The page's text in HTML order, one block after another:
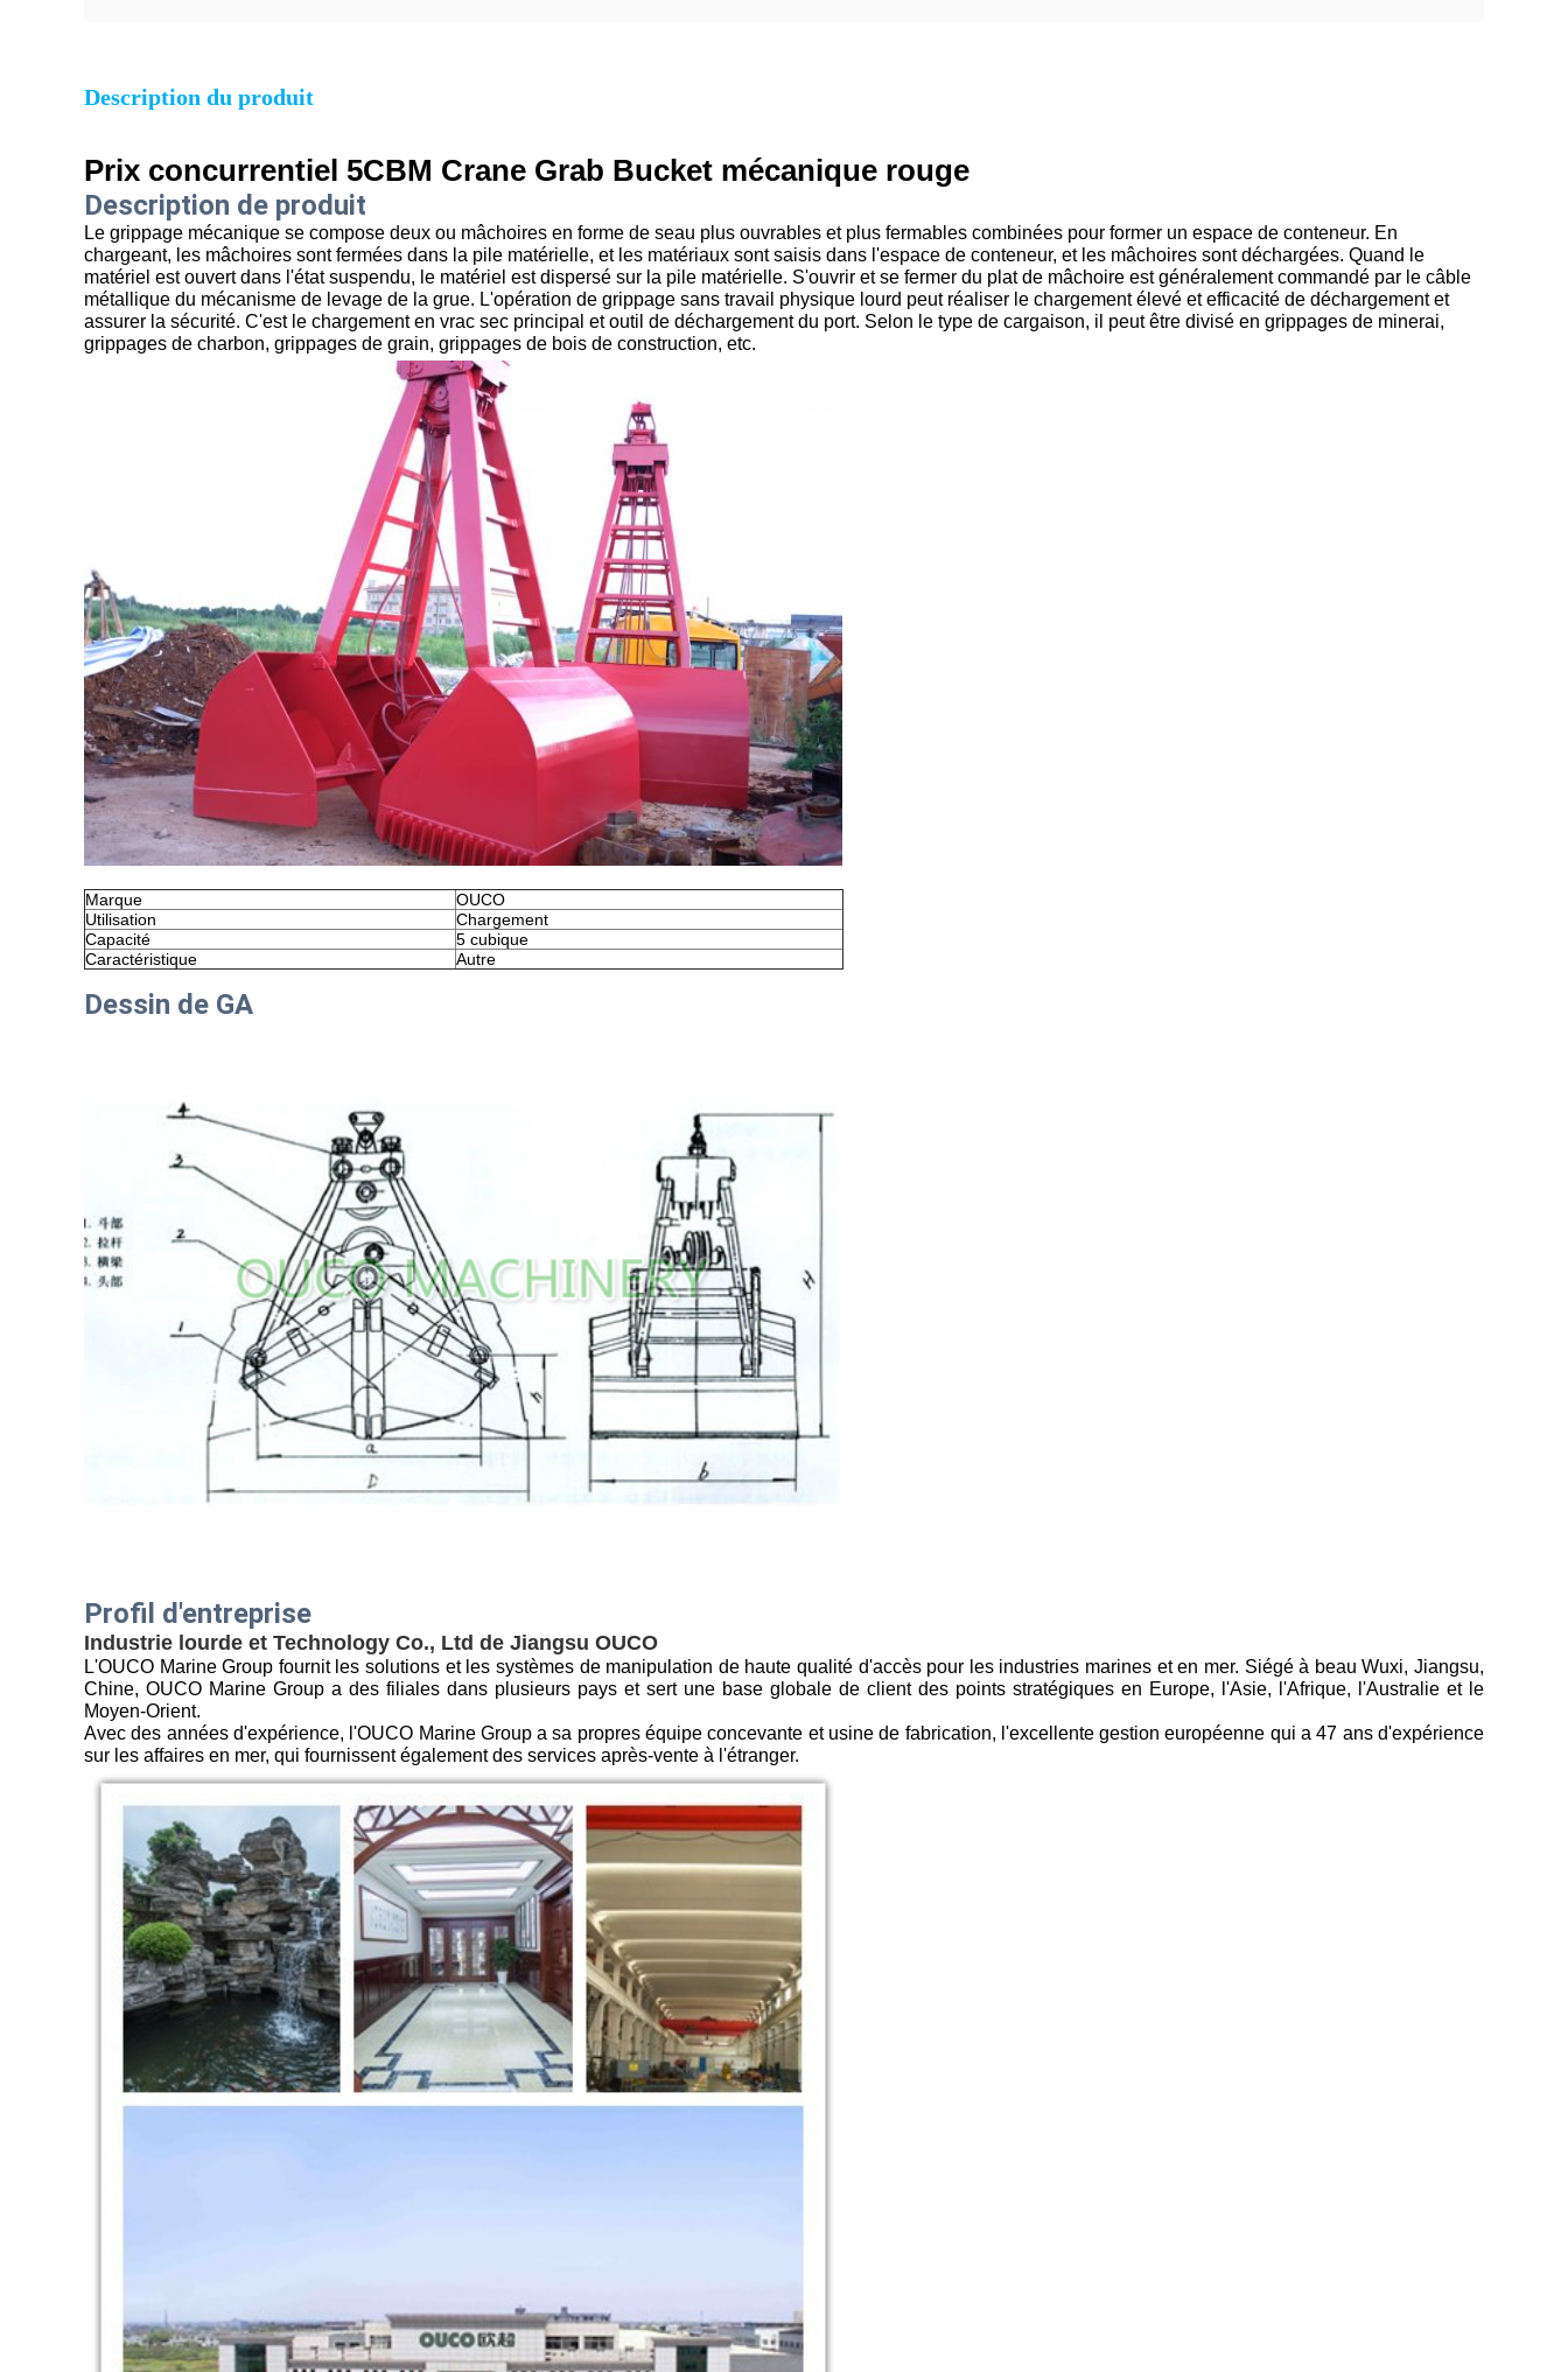
Description du produit
Prix concurrentiel 5CBM Crane Grab Bucket mécanique rouge
Description de produit
Le grippage mécanique se compose deux ou mâchoires en forme de seau plus ouvrables et plus fermables combinées pour former un espace de conteneur. En
chargeant, les mâchoires sont fermées dans la pile matérielle, et les matériaux sont saisis dans l'espace de conteneur, et les mâchoires sont déchargées. Quand le
matériel est ouvert dans l'état suspendu, le matériel est dispersé sur la pile matérielle. S'ouvrir et se fermer du plat de mâchoire est généralement commandé par le câble
métallique du mécanisme de levage de la grue. L'opération de grippage sans travail physique lourd peut réaliser le chargement élevé et efficacité de déchargement et
assurer la sécurité. C'est le chargement en vrac sec principal et outil de déchargement du port. Selon le type de cargaison, il peut être divisé en grippages de minerai,
grippages de charbon, grippages de grain, grippages de bois de construction, etc.
Marque
OUCO
Utilisation
Chargement
Capacité
5 cubique
Caractéristique
Autre
Dessin de GA
Profil d'entreprise
Industrie lourde et Technology Co., Ltd de Jiangsu OUCO
L'OUCO Marine Group fournit les solutions et les systèmes de manipulation de haute qualité d'accès pour les industries marines et en mer. Siégé à beau Wuxi, Jiangsu,
Chine, OUCO Marine Group a des filiales dans plusieurs pays et sert une base globale de client des points stratégiques en Europe, l'Asie, l'Afrique, l'Australie et le
Moyen-Orient.
Avec des années d'expérience, l'OUCO Marine Group a sa propreséquipe concevante et usine de fabrication, l'excellente gestion européenne qui a 47 ansd'expérience
sur les affaires en mer, qui fournissent également des services après-vente à l'étranger.